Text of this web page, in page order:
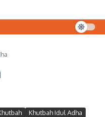
Khutbah Idul Adha